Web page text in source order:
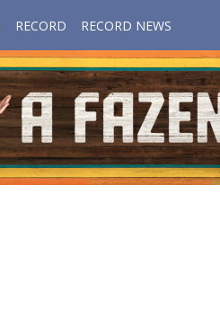
RECORD RECORD NEWS